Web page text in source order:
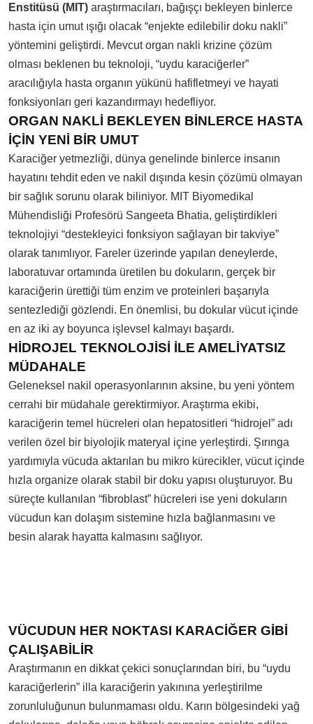
Enstitüsü (MIT) araştırmacıları, bağışçı bekleyen binlerce
hasta için umut ışığı olacak “enjekte edilebilir doku nakli”
yöntemini geliştirdi. Mevcut organ nakli krizine çözüm
olması beklenen bu teknoloji, “uydu karaciğerler”
aracılığıyla hasta organın yükünü hafifletmeyi ve hayati
fonksiyonları geri kazandırmayı hedefliyor.
ORGAN NAKLİ BEKLEYEN BİNLERCE HASTA
İÇİN YENİ BİR UMUT
Karaciğer yetmezliği, dünya genelinde binlerce insanın
hayatını tehdit eden ve nakil dışında kesin çözümü olmayan
bir sağlık sorunu olarak biliniyor. MIT Biyomedikal
Mühendisliği Profesörü Sangeeta Bhatia, geliştirdikleri
teknolojiyi “destekleyici fonksiyon sağlayan bir takviye”
olarak tanımlıyor. Fareler üzerinde yapılan deneylerde,
laboratuvar ortamında üretilen bu dokuların, gerçek bir
karaciğerin ürettiği tüm enzim ve proteinleri başarıyla
sentezlediği gözlendi. En önemlisi, bu dokular vücut içinde
en az iki ay boyunca işlevsel kalmayı başardı.
HİDROJEL TEKNOLOJİSİ İLE AMELİYATSIZ
MÜDAHALE
Geleneksel nakil operasyonlarının aksine, bu yeni yöntem
cerrahi bir müdahale gerektirmiyor. Araştırma ekibi,
karaciğerin temel hücreleri olan hepatositleri “hidrojel” adı
verilen özel bir biyolojik materyal içine yerleştirdi. Şırınga
yardımıyla vücuda aktarılan bu mikro kürecikler, vücut içinde
hızla organize olarak stabil bir doku yapısı oluşturuyor. Bu
süreçte kullanılan “fibroblast” hücreleri ise yeni dokuların
vücudun kan dolaşım sistemine hızla bağlanmasını ve
besin alarak hayatta kalmasını sağlıyor.
VÜCUDUN HER NOKTASI KARACİĞER GİBİ
ÇALIŞABİLİR
Araştırmanın en dikkat çekici sonuçlarından biri, bu “uydu
karaciğerlerin” illa karaciğerin yakınına yerleştirilme
zorunluluğunun bulunmaması oldu. Karın bölgesindeki yağ